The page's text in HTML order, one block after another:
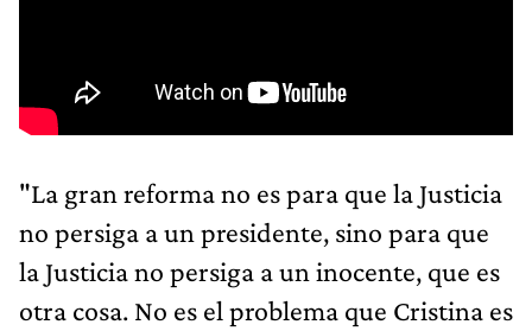
"La gran reforma no es para que la Justicia
no persiga a un presidente, sino para que
la Justicia no persiga a un inocente, que es
otra cosa. No es el problema que Cristina​ es